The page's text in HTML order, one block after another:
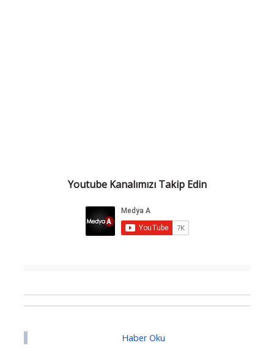
Youtube Kanalımızı Takip Edin
Haber Oku